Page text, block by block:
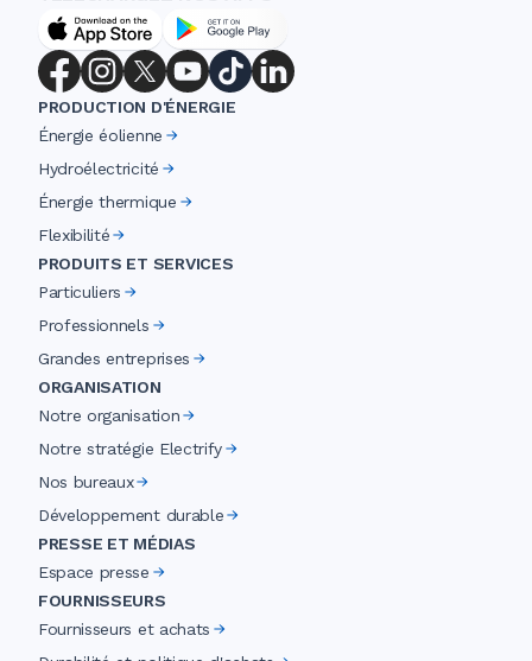
PRODUCTION D'ÉNERGIE
Énergie éolienne
Hydroélectricité
Énergie thermique
Flexibilité
PRODUITS ET SERVICES
Particuliers
Professionnels
Grandes entreprises
ORGANISATION
Notre organisation
Notre stratégie Electrify
Nos bureaux
Développement durable
PRESSE ET MÉDIAS
Espace presse
FOURNISSEURS
Fournisseurs et achats